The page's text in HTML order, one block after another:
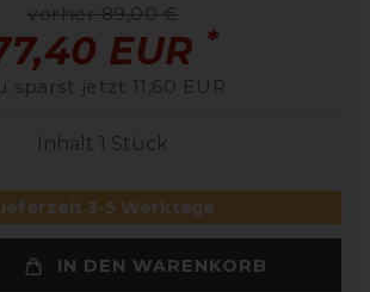
vorher 89,00 €
EUR *
sparst jetzt 11,60 EUR
Inhalt 1 Stück
3-5 Werktage
IN DEN WARENKORB